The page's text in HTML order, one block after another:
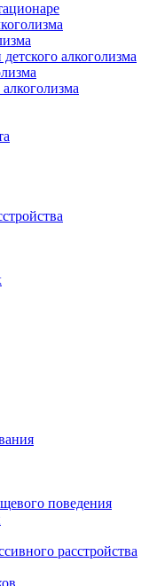
алкоголизма
поведения
расстройства